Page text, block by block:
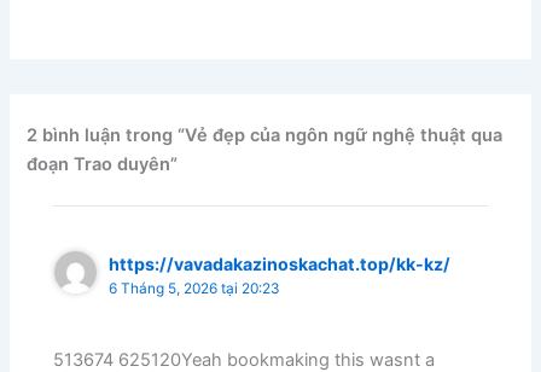
2 bình luận trong “Vẻ đẹp của ngôn ngữ nghệ thuật qua
đoạn Trao duyên”
https://vavadakazinoskachat.top/kk-kz/
6 Tháng 5, 2026 tại 20:23
513674 625120Yeah bookmaking this wasnt a